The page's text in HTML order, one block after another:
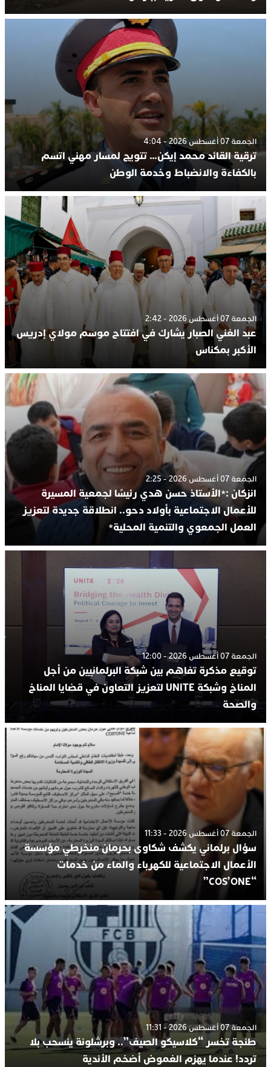
الجمعة 07 أغسطس 2026 - 4:04
ترقية القائد محمد إيكن… تتويج لمسار مهني اتسم
بالكفاءة والانضباط وخدمة الوطن
الجمعة 07 أغسطس 2026 - 2:42
عبد الغني الصبار يشارك في افتتاح موسم مولاي إدريس
الأكبر بمكناس
الجمعة 07 أغسطس 2026 - 2:25
انزكان :*الأستاذ حسن هدي رئيسًا لجمعية المسيرة
للأعمال الاجتماعية بأولاد دحو.. انطلاقة جديدة لتعزيز
العمل الجمعوي والتنمية المحلية*
الجمعة 07 أغسطس 2026 - 12:00
توقيع مذكرة تفاهم بين شبكة البرلمانيين من أجل
المناخ وشبكة UNITE لتعزيز التعاون في قضايا المناخ
والصحة
الجمعة 07 أغسطس 2026 - 11:33
سؤال برلماني يكشف شكاوى بحرمان منخرطي مؤسسة
الأعمال الاجتماعية للكهرباء والماء من خدمات
“COS’ONE”
الجمعة 07 أغسطس 2026 - 11:31
طنجة تخسر “كلاسيكو الصيف”.. وبرشلونة ينسحب بلا
تردد! عندما يهزم الغموض أضخم الأندية